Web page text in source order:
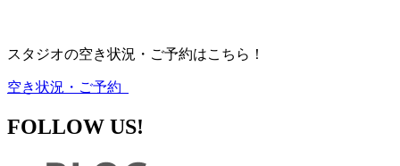
スタジオの空き状況・ご予約はこちら！
空き状況・ご予約
FOLLOW US!